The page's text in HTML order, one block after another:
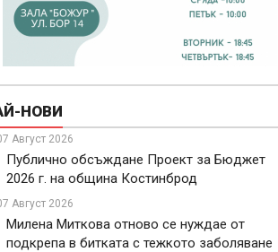
НОВИ
Август 2026
Публично обсъждане Проект за Бюджет
2026 г. на община Костинброд
Август 2026
Милена Миткова отново се нуждае от
подкрепа в битката с тежкото заболяване